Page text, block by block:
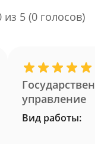
из 5 (0 голосов)
управление
Вид работы: